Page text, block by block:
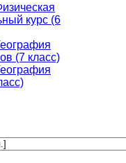
курс (6
(7 класс)